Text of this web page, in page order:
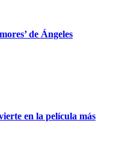
de Ángeles
en la película más